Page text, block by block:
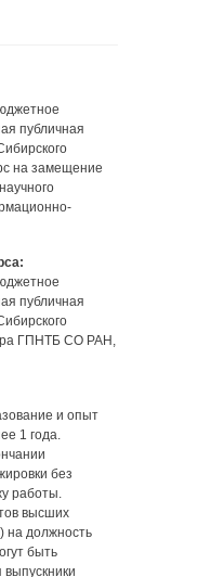
публичная
на замещение
публичная
ГПНТБ СО РАН,
и опыт
1 года.
без
работы.
высших
на должность
быть